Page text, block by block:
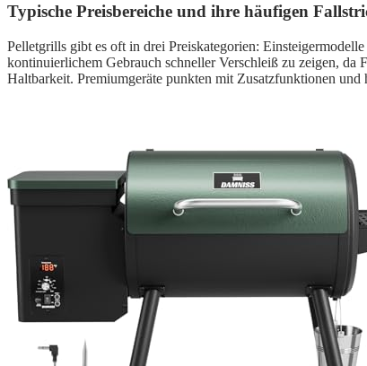
Typische Preisbereiche und ihre häufigen
Pelletgrills gibt es oft in drei Preiskategorien:
kontinuierlichem Gebrauch schneller Verschleiß zu zeigen, da
Haltbarkeit. Premiumgeräte punkten mit Zusatzfunktionen